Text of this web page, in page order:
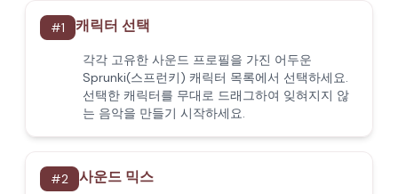
#1 캐릭터 선택
각각 고유한 사운드 프로필을 가진 어두운
Sprunki(스프런키) 캐릭터 목록에서 선택하세요.
선택한 캐릭터를 무대로 드래그하여 잊혀지지 않
는 음악을 만들기 시작하세요.
#2 사운드 믹스